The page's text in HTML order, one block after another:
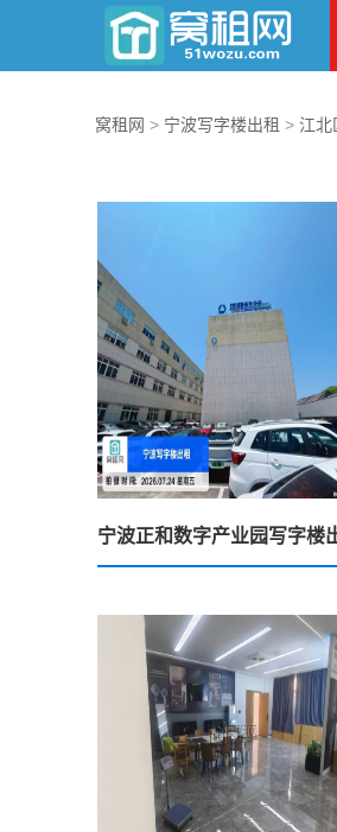
窝租网 > 宁波写字楼出租 > 江北
宁波正和数字产业园写字楼